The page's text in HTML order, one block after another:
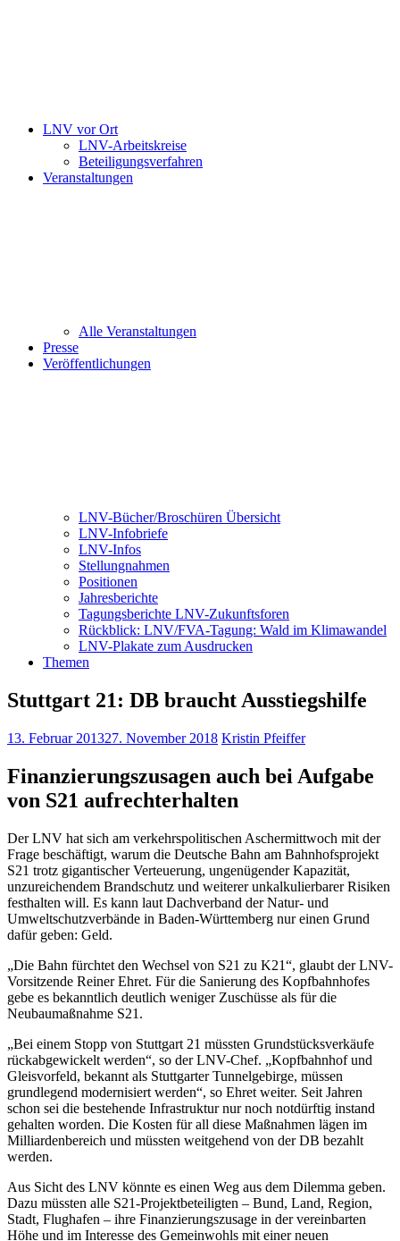
LNV vor Ort
LNV-Arbeitskreise
Beteiligungsverfahren
Veranstaltungen
Alle Veranstaltungen
Presse
Veröffentlichungen
LNV-Bücher/Broschüren Übersicht
LNV-Infobriefe
LNV-Infos
Stellungnahmen
Positionen
Jahresberichte
Tagungsberichte LNV-Zukunftsforen
Rückblick: LNV/FVA-Tagung: Wald im Klimawandel
LNV-Plakate zum Ausdrucken
Themen
Stuttgart 21: DB braucht Ausstiegshilfe
13. Februar 201327. November 2018 Kristin Pfeiffer
Finanzierungszusagen auch bei Aufgabe
von S21 aufrechterhalten
Der LNV hat sich am verkehrspolitischen Aschermittwoch mit der
Frage beschäftigt, warum die Deutsche Bahn am Bahnhofsprojekt
S21 trotz gigantischer Verteuerung, ungenügender Kapazität,
unzureichendem Brandschutz und weiterer unkalkulierbarer Risiken
festhalten will. Es kann laut Dachverband der Natur- und
Umweltschutzverbände in Baden-Württemberg nur einen Grund
dafür geben: Geld.
„Die Bahn fürchtet den Wechsel von S21 zu K21“, glaubt der LNV-
Vorsitzende Reiner Ehret. Für die Sanierung des Kopfbahnhofes
gebe es bekanntlich deutlich weniger Zuschüsse als für die
Neubaumaßnahme S21.
„Bei einem Stopp von Stuttgart 21 müssten Grundstücksverkäufe
rückabgewickelt werden“, so der LNV-Chef. „Kopfbahnhof und
Gleisvorfeld, bekannt als Stuttgarter Tunnelgebirge, müssen
grundlegend modernisiert werden“, so Ehret weiter. Seit Jahren
schon sei die bestehende Infrastruktur nur noch notdürftig instand
gehalten worden. Die Kosten für all diese Maßnahmen lägen im
Milliardenbereich und müssten weitgehend von der DB bezahlt
werden.
Aus Sicht des LNV könnte es einen Weg aus dem Dilemma geben.
Dazu müssten alle S21-Projektbeteiligten – Bund, Land, Region,
Stadt, Flughafen – ihre Finanzierungszusage in der vereinbarten
Höhe und im Interesse des Gemeinwohls mit einer neuen